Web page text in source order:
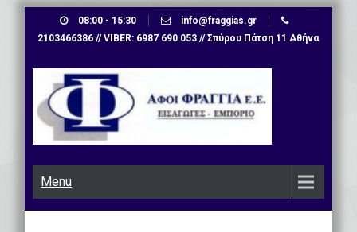
08:00 - 15:30
info@fraggias.gr
2103466386 // VIBER: 6987 690 053 // Σπύρου Πάτση 11 Αθήνα
Menu